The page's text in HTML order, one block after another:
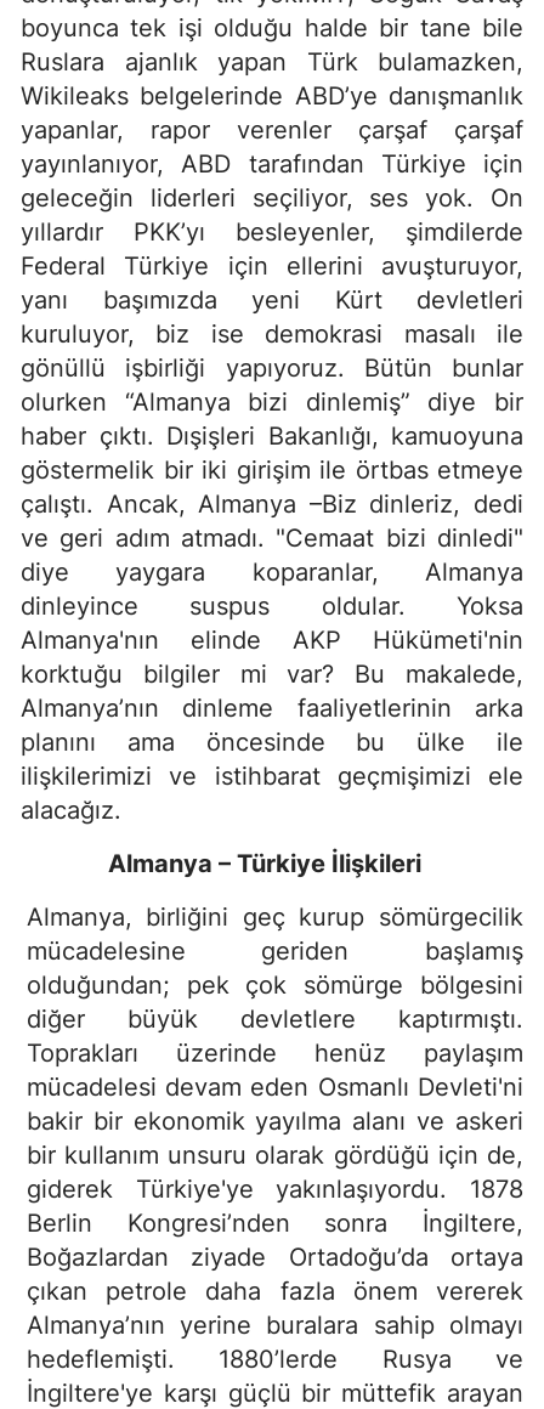
boyunca tek işi olduğu halde bir tane bile
Ruslara ajanlık yapan Türk bulamazken,
Wikileaks belgelerinde ABD’ye danışmanlık
yapanlar, rapor verenler çarşaf çarşaf
yayınlanıyor, ABD tarafından Türkiye için
geleceğin liderleri seçiliyor, ses yok. On
yıllardır PKK’yı besleyenler, şimdilerde
Federal Türkiye için ellerini avuşturuyor,
yanı başımızda yeni Kürt devletleri
kuruluyor, biz ise demokrasi masalı ile
gönüllü işbirliği yapıyoruz. Bütün bunlar
olurken “Almanya bizi dinlemiş” diye bir
haber çıktı. Dışişleri Bakanlığı, kamuoyuna
göstermelik bir iki girişim ile örtbas etmeye
çalıştı. Ancak, Almanya –Biz dinleriz, dedi
ve geri adım atmadı. "Cemaat bizi dinledi"
diye yaygara koparanlar, Almanya
dinleyince suspus oldular. Yoksa
Almanya'nın elinde AKP Hükümeti'nin
korktuğu bilgiler mi var? Bu makalede,
Almanya’nın dinleme faaliyetlerinin arka
planını ama öncesinde bu ülke ile
ilişkilerimizi ve istihbarat geçmişimizi ele
alacağız.
Almanya – Türkiye İlişkileri
Almanya, birliğini geç kurup sömürgecilik
mücadelesine geriden başlamış
olduğundan; pek çok sömürge bölgesini
diğer büyük devletlere kaptırmıştı.
Toprakları üzerinde henüz paylaşım
mücadelesi devam eden Osmanlı Devleti'ni
bakir bir ekonomik yayılma alanı ve askeri
bir kullanım unsuru olarak gördüğü için de,
giderek Türkiye'ye yakınlaşıyordu. 1878
Berlin Kongresi’nden sonra İngiltere,
Boğazlardan ziyade Ortadoğu’da ortaya
çıkan petrole daha fazla önem vererek
Almanya’nın yerine buralara sahip olmayı
hedeflemişti. 1880’lerde Rusya ve
İngiltere'ye karşı güçlü bir müttefik arayan